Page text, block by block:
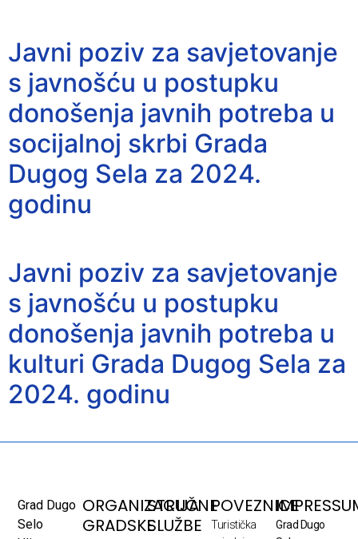
Javni poziv za savjetovanje
s javnošću u postupku
donošenja javnih potreba u
socijalnoj skrbi Grada
Dugog Sela za 2024.
godinu
Javni poziv za savjetovanje
s javnošću u postupku
donošenja javnih potreba u
kulturi Grada Dugog Sela za
2024. godinu
Grad Dugo
Selo
ORGANIZACIJA
GRADSKE
STRUČNE
SLUŽBE
POVEZNICE
Turistička
Grad Dugo